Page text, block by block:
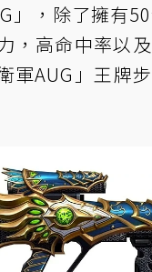
」，除了擁有
，高命中率以
軍AUG」王牌